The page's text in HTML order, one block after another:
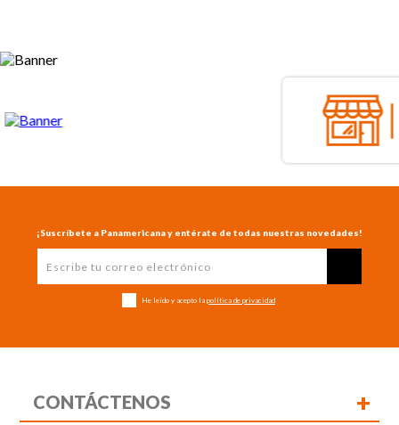
¡Suscríbete a Panamericana y entérate de todas nuestras novedades!
He leído y acepto la política de privacidad
CONTÁCTENOS
+